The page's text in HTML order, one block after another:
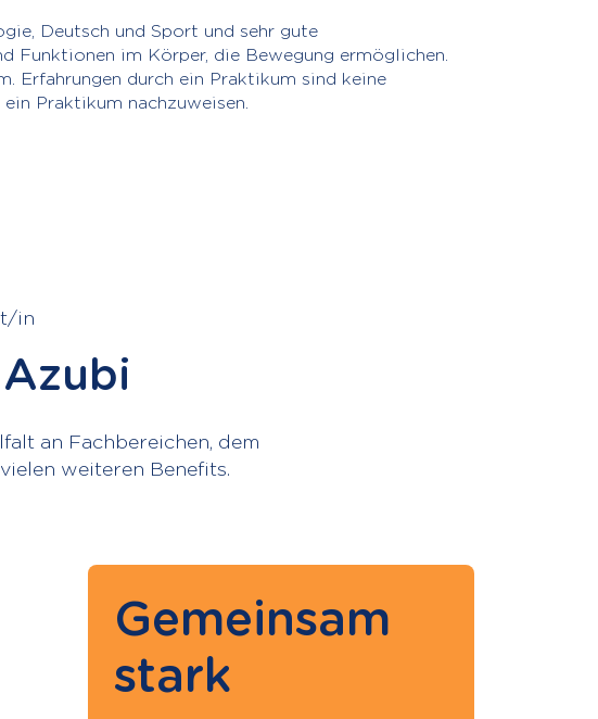
Deutsch und Sport und sehr gute
Funktionen im Körper, die Bewegung ermöglichen.
Erfahrungen durch ein Praktikum sind keine
Praktikum nachzuweisen.
in
an Fachbereichen, dem
weiteren Benefits.
Gemeinsam
stark